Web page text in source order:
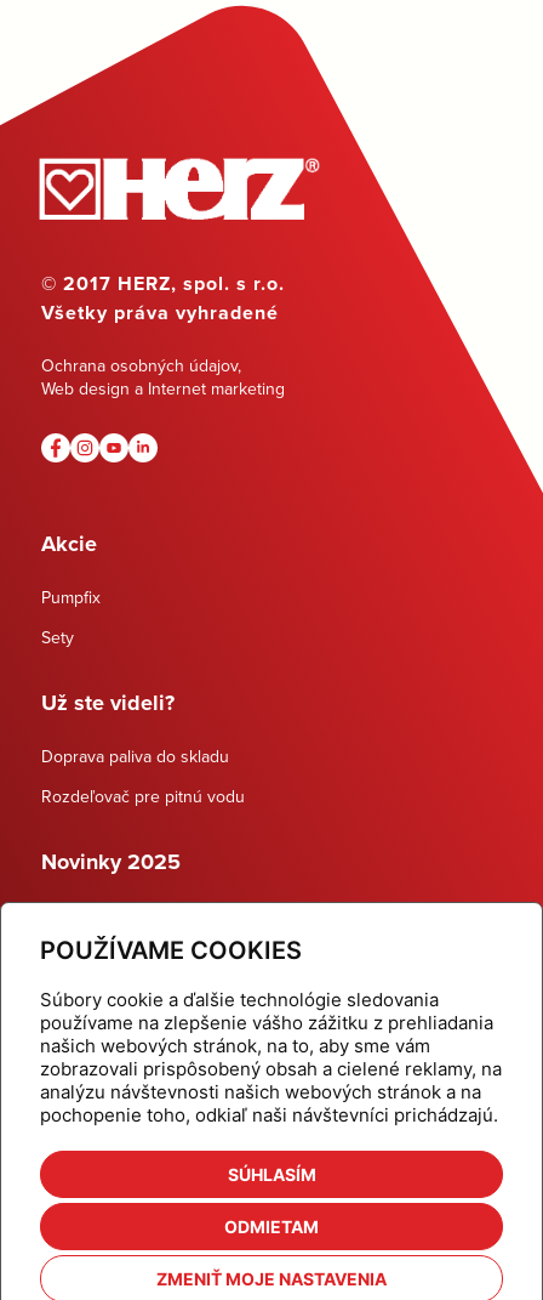
POUŽÍVAME COOKIES
Súbory cookie a ďalšie technológie sledovania
používame na zlepšenie vášho zážitku z prehliadania
našich webových stránok, na to, aby sme vám
zobrazovali prispôsobený obsah a cielené reklamy, na
analýzu návštevnosti našich webových stránok a na
pochopenie toho, odkiaľ naši návštevníci prichádzajú.
SÚHLASÍM
ODMIETAM
ZMENIŤ MOJE NASTAVENIA
© 2017 HERZ, spol. s r.o.
Všetky práva vyhradené
Ochrana osobných údajov,
Web design a Internet marketing
Akcie
Pumpfix
Sety
Už ste videli?
Doprava paliva do skladu
Rozdeľovač pre pitnú vodu
Novinky 2025
Dynamické termostatické ventily
Domov
Produkty
Aktuality
Odber šikovné tipy
Kalkulačky
Cenníky
Na stiahnutie
Referencie
Kontakt